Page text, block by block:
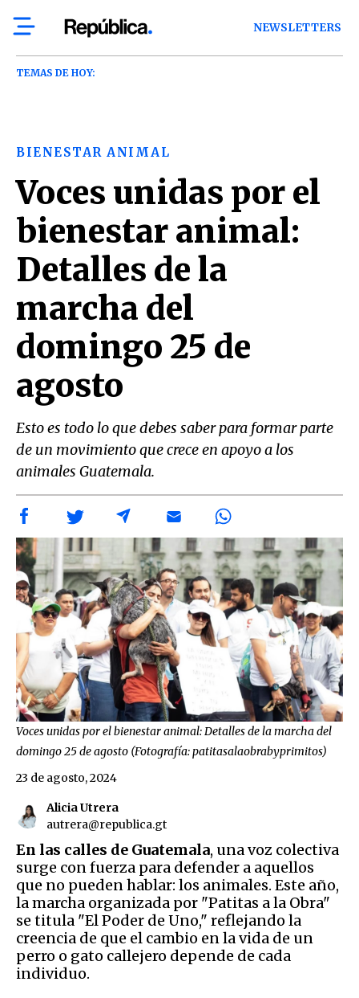
NEWSLETTERS
TEMAS DE HOY:
BIENESTAR ANIMAL
Voces unidas por el
bienestar animal:
Detalles de la
marcha del
domingo 25 de
agosto
Esto es todo lo que debes saber para formar parte
de un movimiento que crece en apoyo a los
animales Guatemala.
Voces unidas por el bienestar animal: Detalles de la marcha del
domingo 25 de agosto (Fotografía: patitasalaobrabyprimitos)
Alicia Utrera
autrera@republica.gt
23 de agosto, 2024
En las calles de Guatemala, una voz colectiva
surge con fuerza para defender a aquellos
que no pueden hablar: los animales. Este año,
la marcha organizada por "Patitas a la Obra"
se titula "El Poder de Uno," reflejando la
creencia de que el cambio en la vida de un
perro o gato callejero depende de cada
individuo.